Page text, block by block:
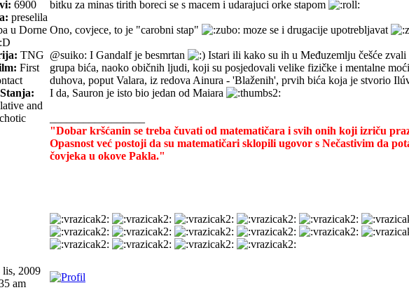
6900
preselila
u Dorne
:D
TNG
First
and
bitku za minas tirith boreci se s macem i udarajuci orke stapom
Ono, covjece, to je "carobni stap" moze se i drugacije upotrebljavat
@suiko: I Gandalf je besmrtan
Istari ili kako su ih u Međuzemlju češće
grupa bića, naoko običnih ljudi, koji su posjedovali velike fizičke i mentalne
duhova, poput Valara, iz redova Ainura - 'Blaženih', prvih bića koja je stvorio
I da, Sauron je isto bio jedan od Maiara
"Dobar kršćanin se treba čuvati od matematičara i svih onih koji izriču
Opasnost već postoji da su matematičari sklopili ugovor s Nečastivim da
čovjeka u okove Pakla."
lis, 2009
am